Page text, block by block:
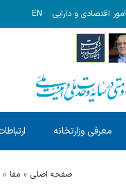
اقتصادی و دارایی EN
معرفی وزارتخانه
صفحه اصلی مفا